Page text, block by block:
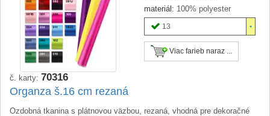
materiál: 100% polyester
13
Viac farieb naraz ...
č. karty: 70316
Organza š.16 cm rezaná
Ozdobná tkanina s plátnovou väzbou, rezaná, vhodná pre dekoračné